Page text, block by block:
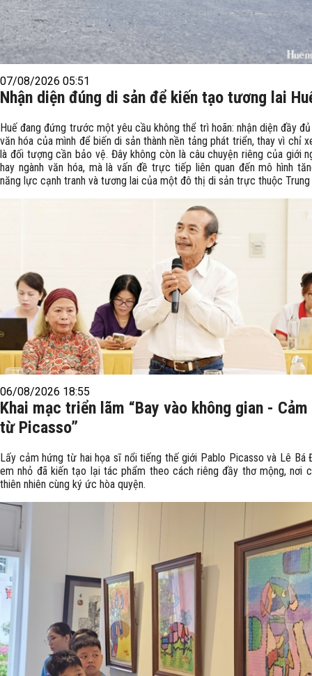
07/08/2026 05:51
Nhận diện đúng di sản để kiến tạo tương lai
Huế đang đứng trước một yêu cầu không thể trì hoãn: nhận diện đầy
văn hóa của mình để biến di sản thành nền tảng phát triển, thay vì chỉ
là đối tượng cần bảo vệ. Đây không còn là câu chuyện riêng của giới
hay ngành văn hóa, mà là vấn đề trực tiếp liên quan đến mô hình
năng lực cạnh tranh và tương lai của một đô thị di sản trực thuộc
06/08/2026 18:55
Khai mạc triển lãm “Bay vào không gian -
từ Picasso”
Lấy cảm hứng từ hai họa sĩ nổi tiếng thế giới Pablo Picasso và Lê Bá
em nhỏ đã kiến tạo lại tác phẩm theo cách riêng đầy thơ mộng, nơi
thiên nhiên cùng ký ức hòa quyện.